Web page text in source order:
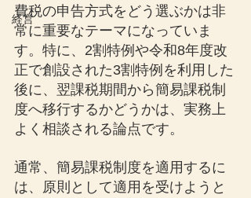
経営
費税の申告方式をどう選ぶかは非
常に重要なテーマになっていま
す。特に、2割特例や令和8年度改
正で創設された3割特例を利用した
後に、翌課税期間から簡易課税制
度へ移行するかどうかは、実務上
よく相談される論点です。
通常、簡易課税制度を適用するに
は、原則として適用を受けようと